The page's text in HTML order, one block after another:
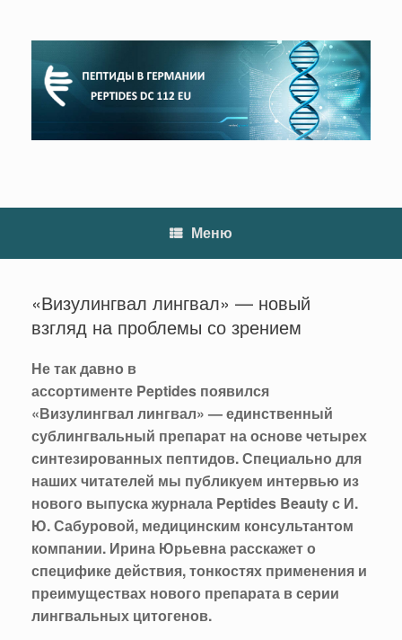
содержанию
Меню
«Визулингвал лингвал» — новый
взгляд на проблемы со зрением
Не так давно в
ассортименте Peptides появился
«Визулингвал лингвал» — единственный
сублингвальный препарат на основе четырех
синтезированных пептидов. Специально для
наших читателей мы публикуем интервью из
нового выпуска журнала Peptides Beauty с И.
Ю. Сабуровой, медицинским консультантом
компании. Ирина Юрьевна расскажет о
специфике действия, тонкостях применения и
преимуществах нового препарата в серии
лингвальных цитогенов.